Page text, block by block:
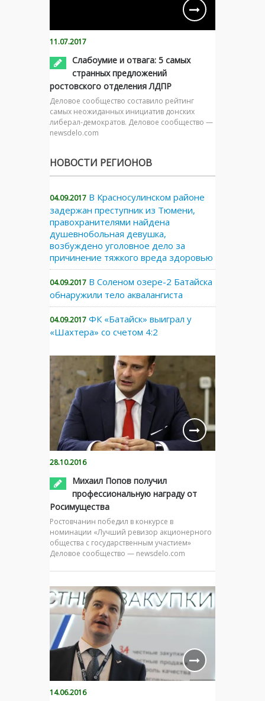
11.07.2017
Слабоумие и отвага: 5 самых
странных предложений
ростовского отделения ЛДПР
Деловое сообщество составило рейтинг
самых неожиданных инициатив донских
либерал-демократов. Деловое сообщество —
newsdelo.com
НОВОСТИ РЕГИОНОВ
04.09.2017 В Красносулинском районе
задержан преступник из Тюмени,
правохранителями найдена
душевнобольная девушка,
возбуждено уголовное дело за
причинение тяжкого вреда здоровью
04.09.2017 В Соленом озере-2 Батайска
обнаружили тело аквалангиста
04.09.2017 ФК «Батайск» выиграл у
«Шахтера» со счетом 4:2
28.10.2016
Михаил Попов получил
профессиональную награду от
Росимущества
Ростовчанин победил в конкурсе в
номинации «Лучший ревизор акционерного
общества с государственным участием»
Деловое сообщество — newsdelo.com
14.06.2016